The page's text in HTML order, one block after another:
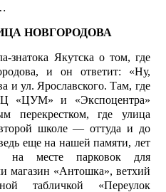
НОВГОРОДОВА
знатока Якутска о том, где
и он ответит: «Ну,
и ул. Ярославского. Там, где
«ЦУМ» и «Экспоцентра»
перекрестком, где улица
школе — оттуда и до
еще на нашей памяти, лет
на месте парковок для
магазин «Антошка», ветхий
таб­личкой «Переулок